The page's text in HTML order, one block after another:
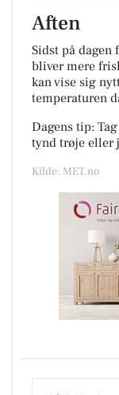
Aften
Sidst på dagen
bliver mere
kan vise sig
temperaturen
Dagens tip:
tynd trøje eller
Kilde: MET.no